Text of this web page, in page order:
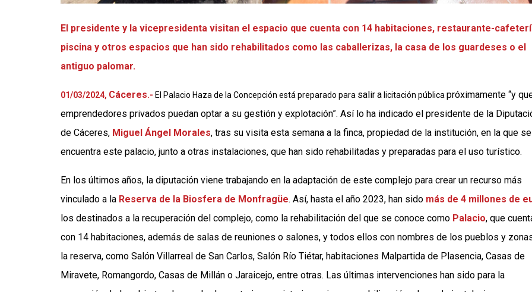
El presidente y la vicepresidenta visitan el espacio que cuenta con 14 habitaciones, restaurante-
piscina y otros espacios que han sido rehabilitados como las caballerizas, la casa de los guardeses o el
antiguo palomar.
01/03/2024, Cáceres.- El Palacio Haza de la Concepción está preparado para salira licitación públicapróximamente “y
emprendedores privados puedan optar a su gestión y explotación”. Así lo ha indicado el presidente de la
de Cáceres, Miguel Ángel Morales, tras su visita esta semana a la finca, propiedad de la institución, en la que se
encuentra este palacio, junto a otras instalaciones, que han sido rehabilitadas y preparadas para el uso turístico.
En los últimos años, la diputación viene trabajando en la adaptación de este complejo para crear un recurso más
vinculado a la Reserva de la Biosfera de Monfragüe. Así, hasta el año 2023, han sido más de 4 millones de
los destinados a la recuperación del complejo, como la rehabilitación del que se conoce como Palacio, que
con 14 habitaciones, además de salas de reuniones o salones, y todos ellos con nombres de los pueblos y
la reserva, como Salón Villarreal de San Carlos, Salón Río Tiétar, habitaciones Malpartida de Plasencia, Casas de
Miravete, Romangordo, Casas de Millán o Jaraicejo, entre otras. Las últimas intervenciones han sido para la